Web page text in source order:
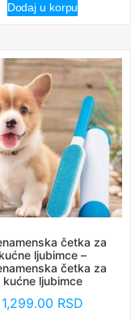
Dodaj u korpu
četka za
kućne ljubimce –
četka za
kućne ljubimce
1,299.00 RSD